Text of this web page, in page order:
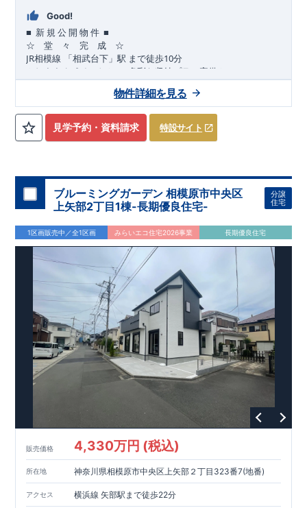
Good!
■ 新 規 公 開 物 件 ■
☆ 堂 々 完 成 ☆
JR相模線 「相武台下」駅 まで徒歩10分
おすすめポイント 多彩な収納プラン完備
スーツケースやベビーカーの収納にも便利 ♪
私服通勤でお洋服をたくさんお持ちの方や、
流行ファッション
がお好きな方にもおすすめ
【全居室クローゼット完備】
できる♪​​【床下収納】​
【大容量シューズクローゼット】
などの、あったらうれしい収納完備☆
[2], 対面キッチンには、食洗器搭載★
配膳・後片付け が便利な 対面キッチンには、
生活感を感じさせないビルトイン食洗器を搭載
[4],上部吹抜け
明るく開放的な空間を演出
暮らしに寄り添う住環境
～徒歩圏内～
教育環境
／コンビニ/ドラッグストア／ 公園
【教育施設】
せんだん保育園 約593m（徒歩8分）​新磯保育園 約
784m（徒歩10分）​新磯小学校 約 715m （徒歩9分） ​相陽中学
校 約2000m（徒歩25分）​
【買い物施設】
ローソン相模原磯部店 約
556m （徒歩7分）
ファミリーマート
14分）
（徒歩 たからやフレサ磯部店 約
分） 下磯部東子どもの広場 約
757m（徒歩10分）​新戸診療所 約772m
磯部郵便局 約900m（徒歩12分）​磯部クリニック 約
948m （徒歩12分）
■東栄住宅の家作り■​■ブルーミングガーデンのこだわり■
各タイトルをクリック↑ ​ 長期優良住宅取得
の技術基準をクリア☆】​１ 耐久性 ２劣化対策
見学予約・資料請求 特設サイト
物件詳細を見る
ブルーミングガーデン 相模原市中央区
上矢部2丁目1棟-長期優良住宅-
分譲
住宅
1区画販売中／全1区画 みらいエコ住宅2026事業 長期優良住宅
販売価格 4,330万円 (税込)
所在地 神奈川県相模原市中央区上矢部２丁目323番7(地番)
アクセス 横浜線 矢部駅まで徒歩22分